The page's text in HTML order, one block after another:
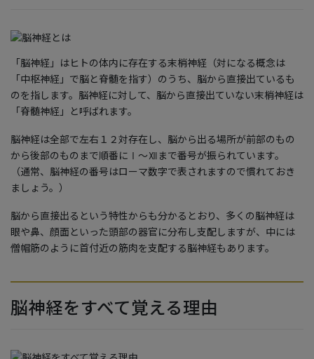
「脳神経」はヒトの体内に存在する末梢神経（対になる概念は
「中枢神経」で脳と脊髄を指す）のうち、脳から直接出ているも
のを指します。脳神経に対して、脳から直接出ていない末梢神経は
「脊髄神経」と呼ばれます。
脳神経は全部で左右１２対存在し、脳から出る場所が前部のもの
から後部のものまで順番にⅠ〜Ⅻまで番号が振られています。
（通常、脳神経の番号はローマ数字で表されますので慣れておき
ましょう。）
脳から直接出るという特性からも分かるとおり、多くの脳神経は
眼や鼻、顔面といった頭部の器官に分布し支配しますが、中には
僧帽筋のように首付近の筋肉を支配する脳神経もあります。
脳神経をすべて覚える理由